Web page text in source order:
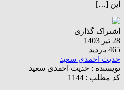
این […]
اشتراک گذاری
28 تیر 1403
465 بازدید
حدیث احمدی سعید
نویسنده : حدیث احمدی سعید
کد مطلب : 1144